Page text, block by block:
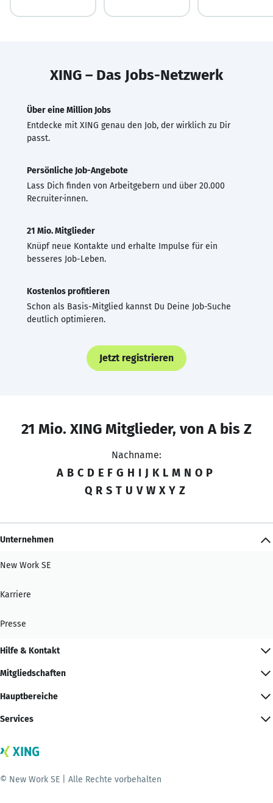
XING – Das Jobs-Netzwerk
Über eine Million Jobs
Entdecke mit XING genau den Job, der wirklich zu Dir
passt.
Persönliche Job-Angebote
Lass Dich finden von Arbeitgebern und über 20.000
Recruiter·innen.
21 Mio. Mitglieder
Knüpf neue Kontakte und erhalte Impulse für ein
besseres Job-Leben.
Kostenlos profitieren
Schon als Basis-Mitglied kannst Du Deine Job-Suche
deutlich optimieren.
Jetzt registrieren
21 Mio. XING Mitglieder, von A bis Z
Nachname:
A B C D E F G H I J K L M N O P
Q R S T U V W X Y Z
Unternehmen
New Work SE
Karriere
Presse
Hilfe & Kontakt
Mitgliedschaften
Hauptbereiche
Services
© New Work SE | Alle Rechte vorbehalten